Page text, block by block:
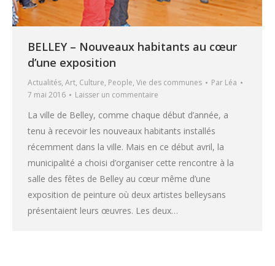
BELLEY – Nouveaux habitants au cœur
d’une exposition
Actualités, Art, Culture, People, Vie des communes Par Léa
7 mai 2016
Laisser un commentaire
La ville de Belley, comme chaque début d’année, a
tenu à recevoir les nouveaux habitants installés
récemment dans la ville. Mais en ce début avril, la
municipalité a choisi d’organiser cette rencontre à la
salle des fêtes de Belley au cœur même d’une
exposition de peinture où deux artistes belleysans
présentaient leurs œuvres. Les deux…